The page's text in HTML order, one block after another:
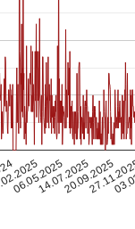
06.05.202514.07.202520.09.2025